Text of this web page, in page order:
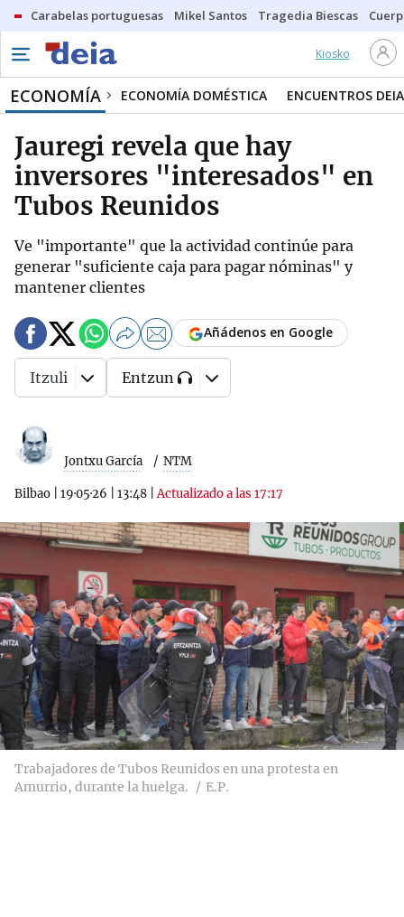
Carabelas portuguesas Mikel Santos Tragedia Biescas
Kiosko
ECONOMÍA ECONOMÍA DOMÉSTICA ENCUENTROS DEIA
Jauregi revela que hay
inversores "interesados" en
Tubos Reunidos
Ve "importante" que la actividad continúe para
generar "suficiente caja para pagar nóminas" y
mantener clientes
Jontxu García NTM
Bilbao 19·05·26 13:48 |Actualizado a las 17:17
Añádenos en Google
Itzuli Entzun
Trabajadores de Tubos Reunidos en una protesta en
Amurrio, durante la huelga.
E.P.